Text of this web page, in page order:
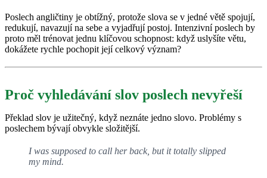
Poslech angličtiny je obtížný, protože slova se v jedné větě spojují,
redukují, navazují na sebe a vyjadřují postoj. Intenzivní poslech by
proto měl trénovat jednu klíčovou schopnost: když uslyšíte větu,
dokážete rychle pochopit její celkový význam?
Proč vyhledávání slov poslech nevyřeší
Překlad slov je užitečný, když neznáte jedno slovo. Problémy s
poslechem bývají obvykle složitější.
I was supposed to call her back, but it totally slipped
my mind.